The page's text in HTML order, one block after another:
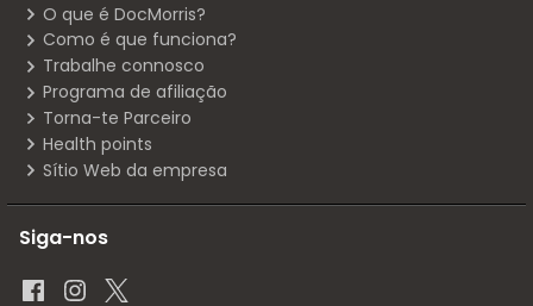
O que é DocMorris?
Como é que funciona?
Trabalhe connosco
Programa de afiliação
Torna-te Parceiro
Health points
Sítio Web da empresa
Siga-nos